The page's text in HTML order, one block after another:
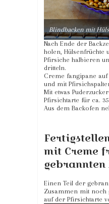
Blindbacken mit
Nach Ende der
holen, Hülsenfrüchte
Pfirsiche halbieren
dritteln.
Creme fangipane
und mit
Mit etwas
Pfirsichtarte für ca.
Aus dem Backofen
mit Creme
gebrannten
Einen Teil der
Zusammen mit noch
auf der Pfirsichtarte